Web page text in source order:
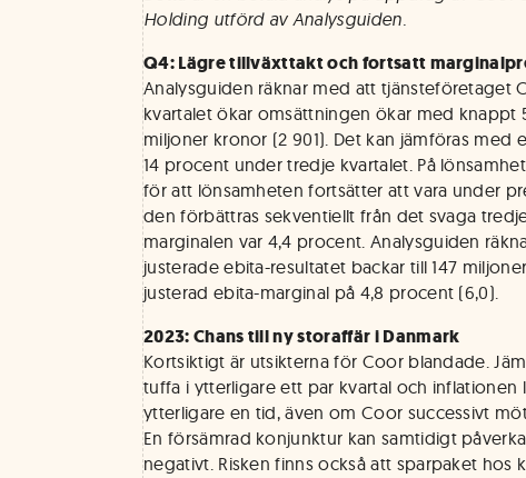
Holding utförd av Analysguiden.
Q4: Lägre tillväxttakt och fortsatt
Analysguiden räknar med att tjänsteföretaget
kvartalet ökar omsättningen ökar med knappt
miljoner kronor (2 901). Det kan jämföras med
14 procent under tredje kvartalet. På
för att lönsamheten fortsätter att vara under
den förbättras sekventiellt från det svaga
marginalen var 4,4 procent. Analysguiden
justerade ebita-resultatet backar till 147
justerad ebita-marginal på 4,8 procent (6,0).
2023: Chans till ny storaffär i Danmark
Kortsiktigt är utsikterna för Coor blandade.
tuffa i ytterligare ett par kvartal och inflationen
ytterligare en tid, även om Coor successivt
En försämrad konjunktur kan samtidigt
negativt. Risken finns också att sparpaket hos